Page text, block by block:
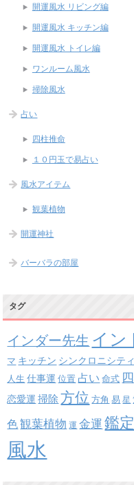
開運風水 リビング編
開運風水 キッチン編
開運風水 トイレ編
ワンルーム風水
掃除風水
占い
四柱推命
１０円玉で易占い
風水アイテム
観葉植物
開運神社
バーバラの部屋
タグ
インダー先生 イン
マ キッチン シンクロニシティ
人生 仕事運 位置 占い 命式
恋愛運 掃除 方位 方角 易 星
色 観葉植物 運 金運 鑑定
風水